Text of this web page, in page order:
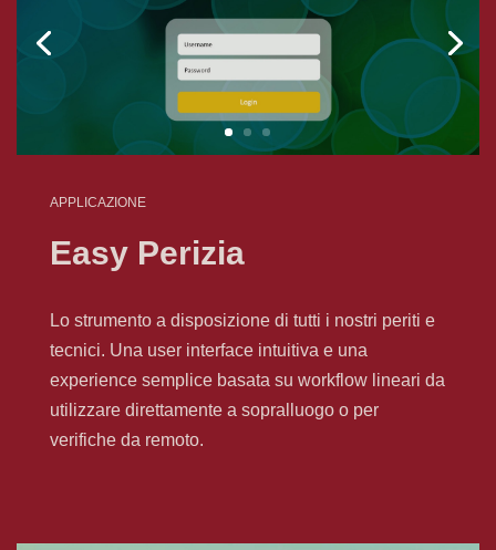
APPLICAZIONE
Easy Perizia
Lo strumento a disposizione di tutti i nostri periti e
tecnici. Una user interface intuitiva e una
experience semplice basata su workflow lineari da
utilizzare direttamente a sopralluogo o per
verifiche da remoto.